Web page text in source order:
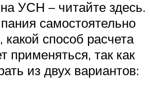
УСН – читайте здесь.
самостоятельно
какой способ расчета
применяться, так как
из двух вариантов: